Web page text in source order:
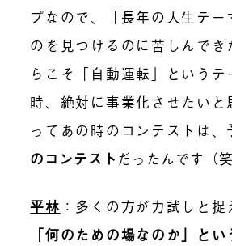
プなので、「長年の人生テー
のを見つけるのに苦しんでき
らこそ「自動運転」というテ
時、絶対に事業化させたいと
ってあの時のコンテストは、
のコンテスト だったんです（笑
平林 ：多くの方が力試しと捉
「何のための場なのか」と